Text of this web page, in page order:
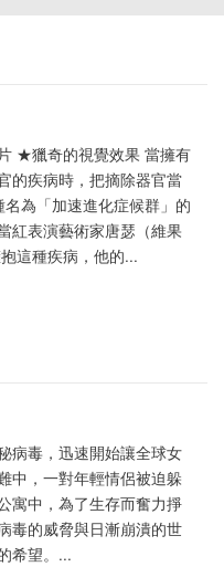
★獵奇的視覺效果 當擁有
的疾病時，把摘除器官當
為「加速進化症候群」的
紅表演藝術家唐瑟（維果
這種疾病，他的...
病毒，迅速開始讓全球女
中，一對年輕情侶被迫躲
寓中，為了生存而奮力掙
毒的威脅與日漸崩潰的世
希望。...